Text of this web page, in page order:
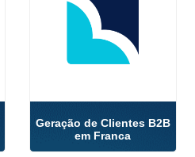
Geração de Clientes B2B
em Franca